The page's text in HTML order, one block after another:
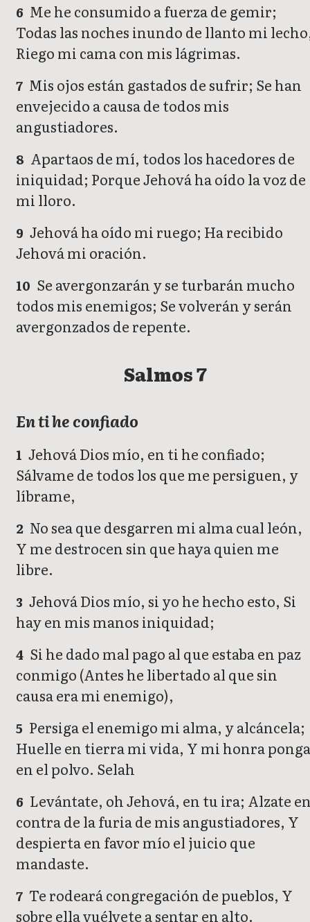
6 Me he consumido a fuerza de gemir;
Todas las noches inundo de llanto mi
Riego mi cama con mis lágrimas.
7 Mis ojos están gastados de sufrir; Se han
envejecido a causa de todos mis
angustiadores.
8 Apartaos de mí, todos los hacedores de
iniquidad; Porque Jehová ha oído la voz de
mi lloro.
9 Jehová ha oído mi ruego; Ha recibido
Jehová mi oración.
10 Se avergonzarán y se turbarán mucho
todos mis enemigos; Se volverán y serán
avergonzados de repente.
Salmos 7
En ti he confiado
1 Jehová Dios mío, en ti he confiado;
Sálvame de todos los que me persiguen, y
líbrame,
2 No sea que desgarren mi alma cual león,
Y me destrocen sin que haya quien me
libre.
3 Jehová Dios mío, si yo he hecho esto, Si
hay en mis manos iniquidad;
4 Si he dado mal pago al que estaba en paz
conmigo (Antes he libertado al que sin
causa era mi enemigo),
5 Persiga el enemigo mi alma, y alcáncela;
Huelle en tierra mi vida, Y mi honra ponga
en el polvo. Selah
6 Levántate, oh Jehová, en tu ira; Alzate
contra de la furia de mis angustiadores, Y
despierta en favor mío el juicio que
mandaste.
7 Te rodeará congregación de pueblos, Y
sobre ella vuélvete a sentar en alto.